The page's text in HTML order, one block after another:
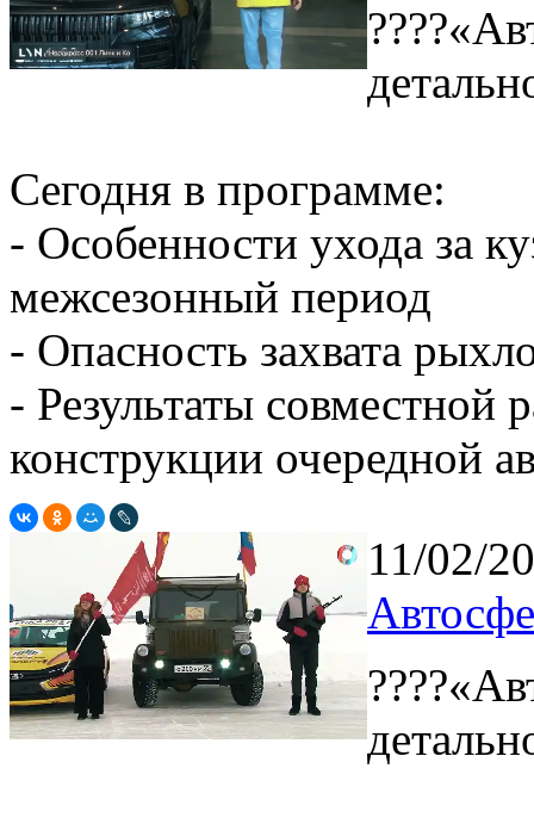
Сегодня в программе:
- Особенности ухода за
межсезонный период
- Опасность захвата
- Результаты совместной
конструкции очередной
11/02/